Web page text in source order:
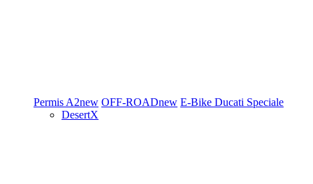
Permis A2new OFF-ROADnew E-Bike Ducati Speciale
DesertX